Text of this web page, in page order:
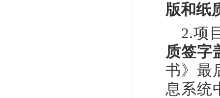
版和纸
2.项
质签字
书》最
息系统